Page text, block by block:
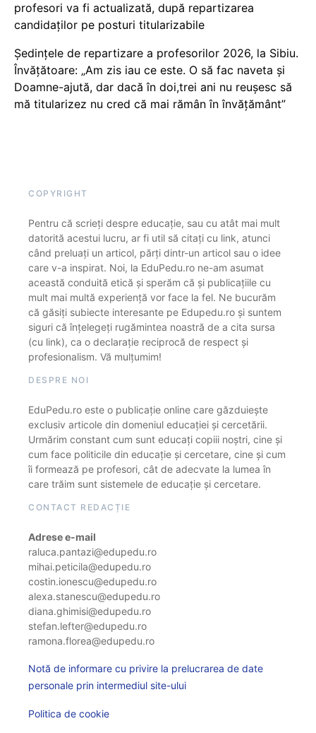
profesori va fi actualizată, după repartizarea
candidaților pe posturi titularizabile
Ședințele de repartizare a profesorilor 2026, la Sibiu.
Învățătoare: „Am zis iau ce este. O să fac naveta și
Doamne-ajută, dar dacă în doi,trei ani nu reușesc să
mă titularizez nu cred că mai rămân în învățământ”
COPYRIGHT
Pentru că scrieți despre educație, sau cu atât mai mult
datorită acestui lucru, ar fi util să citați cu link, atunci
când preluați un articol, părți dintr-un articol sau o idee
care v-a inspirat. Noi, la EduPedu.ro ne-am asumat
această conduită etică și sperăm că și publicațiile cu
mult mai multă experiență vor face la fel. Ne bucurăm
că găsiți subiecte interesante pe Edupedu.ro și suntem
siguri că înțelegeți rugămintea noastră de a cita sursa
(cu link), ca o declarație reciprocă de respect și
profesionalism. Vă mulțumim!
DESPRE NOI
EduPedu.ro este o publicație online care găzduiește
exclusiv articole din domeniul educației și cercetării.
Urmărim constant cum sunt educați copiii noștri, cine și
cum face politicile din educație și cercetare, cine și cum
îi formează pe profesori, cât de adecvate la lumea în
care trăim sunt sistemele de educație și cercetare.
CONTACT REDACȚIE
Adrese e-mail
raluca.pantazi@edupedu.ro
mihai.peticila@edupedu.ro
costin.ionescu@edupedu.ro
alexa.stanescu@edupedu.ro
diana.ghimisi@edupedu.ro
stefan.lefter@edupedu.ro
ramona.florea@edupedu.ro
Notă de informare cu privire la prelucrarea de date
personale prin intermediul site-ului
Politica de cookie